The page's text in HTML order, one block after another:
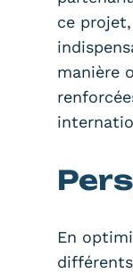
ce
manière
En